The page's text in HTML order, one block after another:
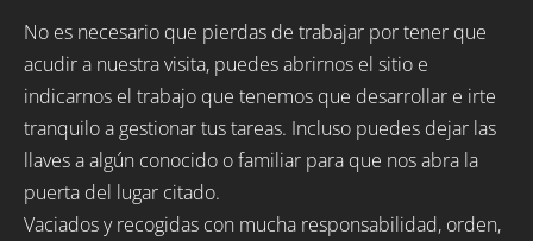
No es necesario que pierdas de trabajar por tener que
acudir a nuestra visita, puedes abrirnos el sitio e
indicarnos el trabajo que tenemos que desarrollar e irte
tranquilo a gestionar tus tareas. Incluso puedes dejar las
llaves a algún conocido o familiar para que nos abra la
puerta del lugar citado.
Vaciados y recogidas con mucha responsabilidad, orden,